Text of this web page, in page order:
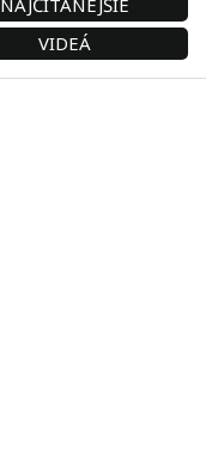
NAJČÍTANEJŠIE
VIDEÁ